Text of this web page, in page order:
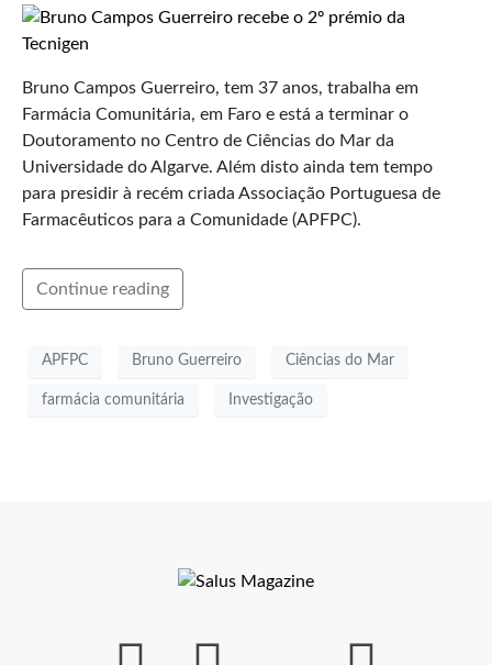
Bruno Campos Guerreiro, tem 37 anos, trabalha em
Farmácia Comunitária, em Faro e está a terminar o
Doutoramento no Centro de Ciências do Mar da
Universidade do Algarve. Além disto ainda tem tempo
para presidir à recém criada Associação Portuguesa de
Farmacêuticos para a Comunidade (APFPC).
Continue reading
APFPC Bruno Guerreiro Ciências do Mar
farmácia comunitária Investigação